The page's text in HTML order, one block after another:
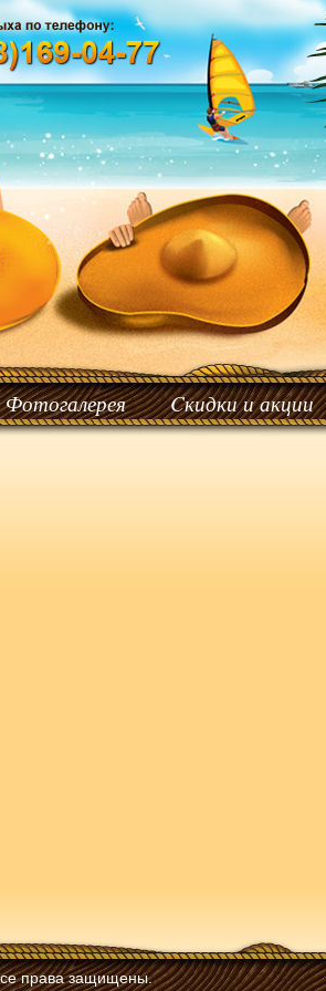
Фотогалерея Cкидки и акции
права защищены.